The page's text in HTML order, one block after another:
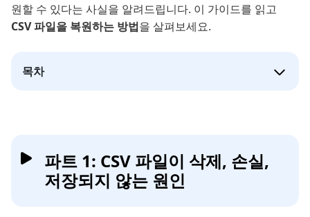
원할 수 있다는 사실을 알려드립니다. 이 가이드를 읽고
CSV 파일을 복원하는 방법을 살펴보세요.
목차
파트 1: CSV 파일이 삭제, 손실,
저장되지 않는 원인